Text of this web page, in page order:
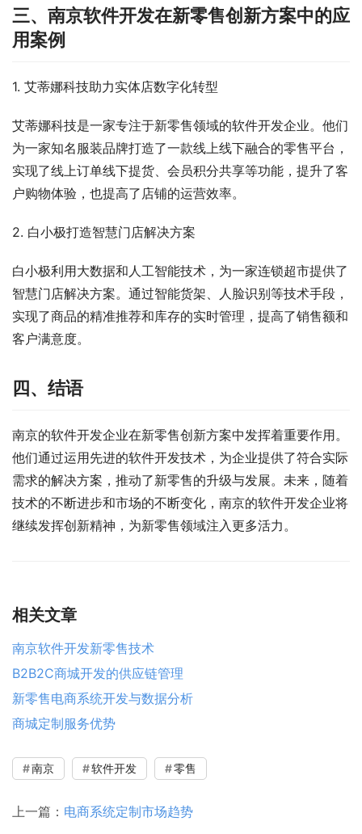
三、南京软件开发在新零售创新方案中的应
用案例
1. 艾蒂娜科技助力实体店数字化转型
艾蒂娜科技是一家专注于新零售领域的软件开发企业。他们
为一家知名服装品牌打造了一款线上线下融合的零售平台，
实现了线上订单线下提货、会员积分共享等功能，提升了客
户购物体验，也提高了店铺的运营效率。
2. 白小极打造智慧门店解决方案
白小极利用大数据和人工智能技术，为一家连锁超市提供了
智慧门店解决方案。通过智能货架、人脸识别等技术手段，
实现了商品的精准推荐和库存的实时管理，提高了销售额和
客户满意度。
四、结语
南京的软件开发企业在新零售创新方案中发挥着重要作用。
他们通过运用先进的软件开发技术，为企业提供了符合实际
需求的解决方案，推动了新零售的升级与发展。未来，随着
技术的不断进步和市场的不断变化，南京的软件开发企业将
继续发挥创新精神，为新零售领域注入更多活力。
相关文章
南京软件开发新零售技术
B2B2C商城开发的供应链管理
新零售电商系统开发与数据分析
商城定制服务优势
南京 软件开发 零售
上一篇： 电商系统定制市场趋势